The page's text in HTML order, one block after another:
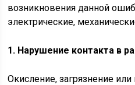
возникновения данной
электрические,
1. Нарушение контакта в
Окисление, загрязнение